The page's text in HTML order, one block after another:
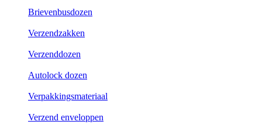
Brievenbusdozen
Verzendzakken
Verzenddozen
Autolock dozen
Verpakkingsmateriaal
Verzend enveloppen